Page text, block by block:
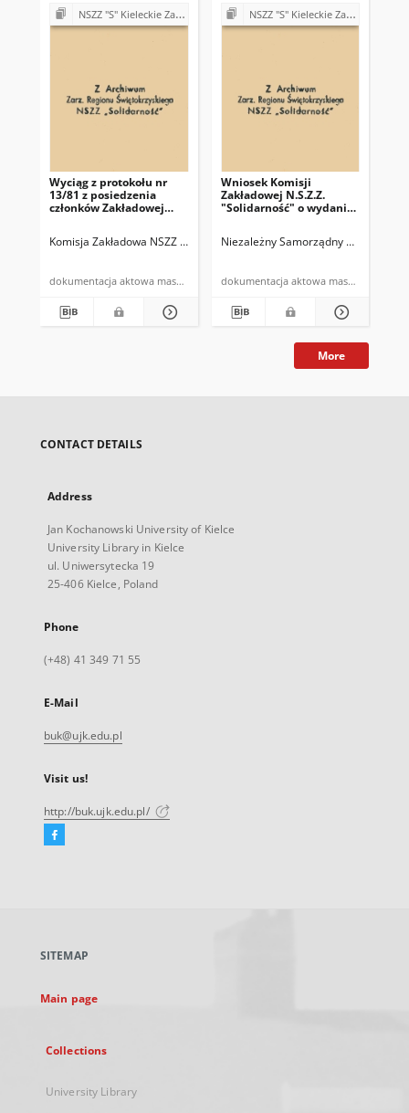
NSZZ "S" Kieleckie Zakłady Przemysłu Wapienniczego Miedzianka k/Kielc
Wyciąg z protokołu nr
13/81 z posiedzenia
członków Zakładowej
branżowych z dnia
Komisja Zakładowa NSZZ "Solidarność" w Miedziance Kieleckie
dokumentacja aktowa maszynopis
NSZZ "S" Kieleckie Zakłady Przemysłu Wapienniczego Miedzianka k/Kielc
Wniosek Komisji
Zakładowej N.S.Z.Z.
"Solidarność" o wydanie
Niezależny Samorządny Związek
dokumentacja aktowa maszynopis
More
CONTACT DETAILS
Address
Jan Kochanowski University of Kielce
University Library in Kielce
ul. Uniwersytecka 19
25-406 Kielce, Poland
Phone
(+48) 41 349 71 55
E-Mail
buk@ujk.edu.pl
Visit us!
http://buk.ujk.edu.pl/
Facebook
new
SITEMAP
Main page
Collections
University Library